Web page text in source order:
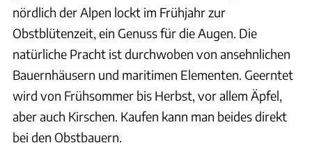
nördlich der Alpen lockt im Frühjahr zur
Obstblütenzeit, ein Genuss für die Augen. Die
natürliche Pracht ist durchwoben von ansehnlichen
Bauernhäusern und maritimen Elementen. Geerntet
wird von Frühsommer bis Herbst, vor allem Äpfel,
aber auch Kirschen. Kaufen kann man beides direkt
bei den Obstbauern.